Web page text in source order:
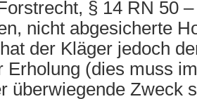
§ 14 RN 50
nicht abgesicherte
der Kläger jedoch
Erholung (dies muss
überwiegende Zweck